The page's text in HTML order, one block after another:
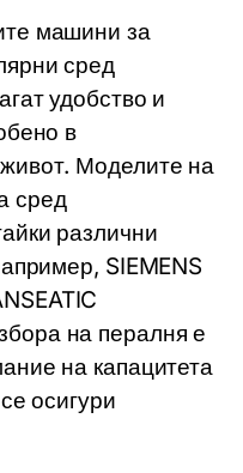
машини за
сред
удобство и
в
Моделите на
сред
различни
SIEMENS
на пералня е
на капацитета
осигури